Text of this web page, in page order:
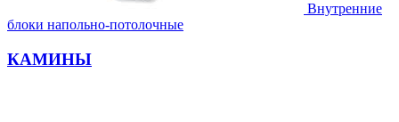
Внутренние
блоки напольно-потолочные
КАМИНЫ